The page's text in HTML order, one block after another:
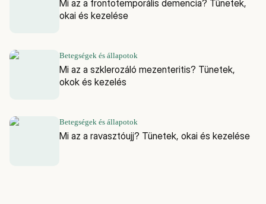
Mi az a frontotemporális demencia? Tünetek,
okai és kezelése
Betegségek és állapotok
Mi az a szklerozáló mezenteritis? Tünetek,
okok és kezelés
Betegségek és állapotok
Mi az a ravasztóujj? Tünetek, okai és kezelése